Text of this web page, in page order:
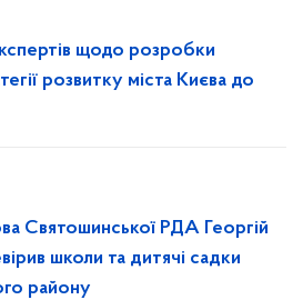
щодо розробки
розвитку міста Києва до
Святошинської РДА Георгій
школи та дитячі садки
району